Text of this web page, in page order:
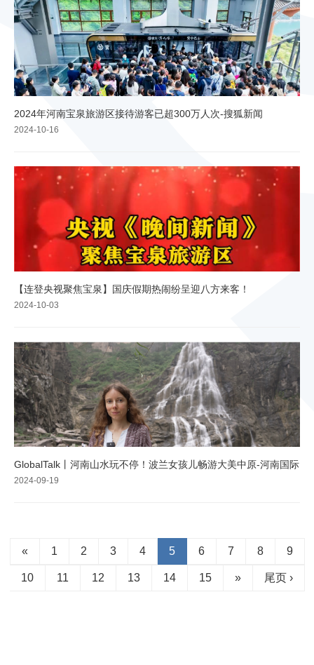
2024年河南宝泉旅游区接待游客已超300万人次-搜狐新闻
2024-10-16
【连登央视聚焦宝泉】国庆假期热闹纷呈迎八方来客！
2024-10-03
GlobalTalk丨河南山水玩不停！波兰女孩儿畅游大美中原-河南国际
2024-09-19
« 1 2 3 4 5 6 7 8 9
10 11 12 13 14 15 » 尾页 ›